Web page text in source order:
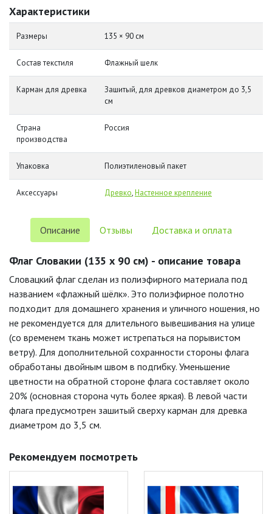
Характеристики
Размеры 135 × 90 см
Состав текстиля Флажный шелк
Карман для древка
Зашитый, для древков диаметром до 3,5
см
Страна
производства
Россия
Упаковка Полиэтиленовый пакет
Аксессуары Древко,Настенное крепление
Описание Отзывы Доставка и оплата
Флаг Словакии (135 х 90 см) - описание товара
Словацкий флаг сделан из полиэфирного материала под
названием «флажный шёлк». Это полиэфирное полотно
подходит для домашнего хранения и уличного ношения, но
не рекомендуется для длительного вывешивания на улице
(со временем ткань может истрепаться на порывистом
ветру). Для дополнительной сохранности стороны флага
обработаны двойным швом в подгибку. Уменьшение
цветности на обратной стороне флага составляет около
20% (основная сторона чуть более яркая). В левой части
флага предусмотрен зашитый сверху карман для древка
диаметром до 3,5 см.
Рекомендуем посмотреть